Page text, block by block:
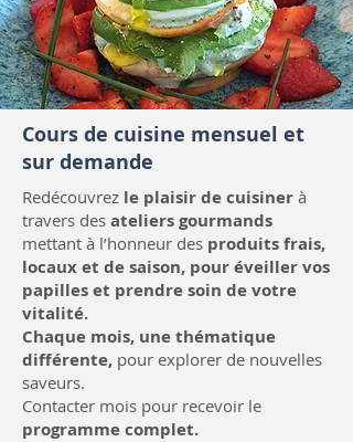
Cours de cuisine mensuel et
sur demande
Redécouvrez le plaisir de cuisiner à
travers des ateliers gourmands
mettant à l’honneur des produits frais,
locaux et de saison, pour éveiller vos
papilles et prendre soin de votre
vitalité.
Chaque mois, une thématique
différente, pour explorer de nouvelles
saveurs.
Contacter mois pour recevoir le
programme complet.